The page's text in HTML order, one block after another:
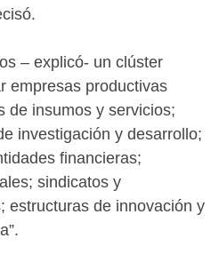
– explicó- un clúster
empresas productivas
de insumos y servicios;
investigación y desarrollo;
financieras;
sindicatos y
estructuras de innovación y